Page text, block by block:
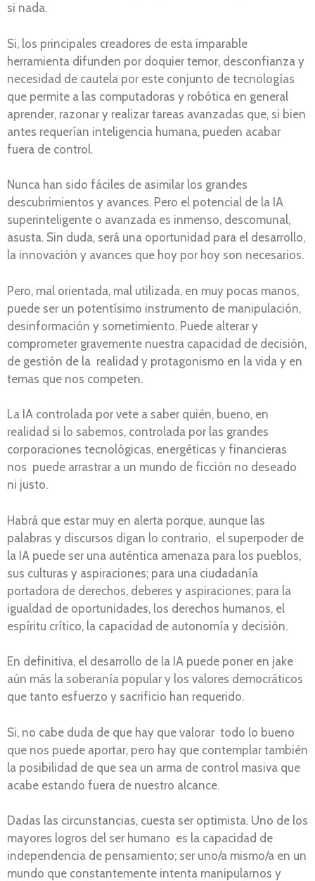
si nada.
Si, los principales creadores de esta imparable
herramienta difunden por doquier temor, desconfianza y
necesidad de cautela por este conjunto de tecnologías
que permite a las computadoras y robótica en general
aprender, razonar y realizar tareas avanzadas que, si bien
antes requerían inteligencia humana, pueden acabar
fuera de control.
Nunca han sido fáciles de asimilar los grandes
descubrimientos y avances. Pero el potencial de la IA
superinteligente o avanzada es inmenso, descomunal,
asusta. Sin duda, será una oportunidad para el desarrollo,
la innovación y avances que hoy por hoy son necesarios.
Pero, mal orientada, mal utilizada, en muy pocas manos,
puede ser un potentísimo instrumento de manipulación,
desinformación y sometimiento. Puede alterar y
comprometer gravemente nuestra capacidad de decisión,
de gestión de la realidad y protagonismo en la vida y en
temas que nos competen.
La IA controlada por vete a saber quién, bueno, en
realidad si lo sabemos, controlada por las grandes
corporaciones tecnológicas, energéticas y financieras
nos puede arrastrar a un mundo de ficción no deseado
ni justo.
Habrá que estar muy en alerta porque, aunque las
palabras y discursos digan lo contrario, el superpoder de
la IA puede ser una auténtica amenaza para los pueblos,
sus culturas y aspiraciones; para una ciudadanía
portadora de derechos, deberes y aspiraciones; para la
igualdad de oportunidades, los derechos humanos, el
espíritu crítico, la capacidad de autonomía y decisión.
En definitiva, el desarrollo de la IA puede poner en jake
aún más la soberanía popular y los valores democráticos
que tanto esfuerzo y sacrificio han requerido.
Si, no cabe duda de que hay que valorar todo lo bueno
que nos puede aportar, pero hay que contemplar también
la posibilidad de que sea un arma de control masiva que
acabe estando fuera de nuestro alcance.
Dadas las circunstancias, cuesta ser optimista. Uno de los
mayores logros del ser humano es la capacidad de
independencia de pensamiento; ser uno/a mismo/a en un
mundo que constantemente intenta manipularnos y